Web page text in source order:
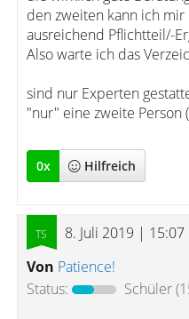
den zweiten kann ich
ausreichend Pflichtteil/-
Also warte ich das
sind nur Experten
"nur" eine zweite Person
0x Hilfreich
8. Juli 2019 | 15:07
Von Patience!
Status:
Schüler